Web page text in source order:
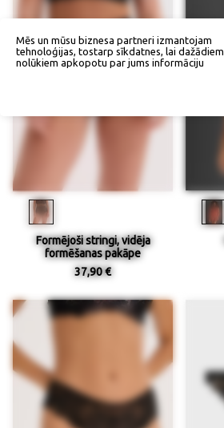
Formējoši stringi, vidēja
formēšanas pakāpe
37,90 €
Mēs un mūsu biznesa partneri izmantojam
tehnoloģijas, tostarp sīkdatnes, lai dažādiem
nolūkiem apkopotu par jums informāciju